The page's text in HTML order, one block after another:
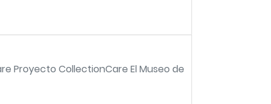
Proyecto CollectionCare El Museo de